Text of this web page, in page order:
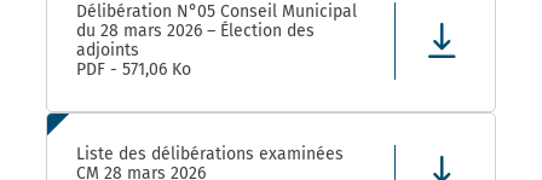
Délibération N°05 Conseil Municipal
du 28 mars 2026 – Élection des
adjoints
PDF - 571,06 Ko
Liste des délibérations examinées
CM 28 mars 2026